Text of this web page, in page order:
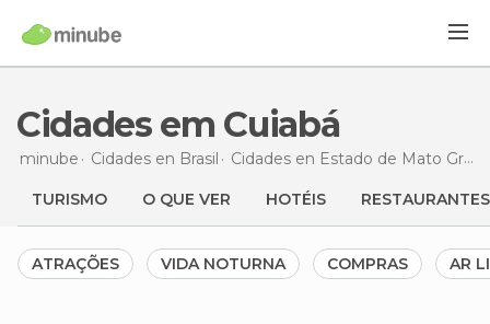
Cidades em Cuiabá
minube Cidades en Brasil Cidades en Estado de Mato Grosso
TURISMO O QUE VER HOTÉIS RESTAURANTES
ATRAÇÕES VIDA NOTURNA COMPRAS AR